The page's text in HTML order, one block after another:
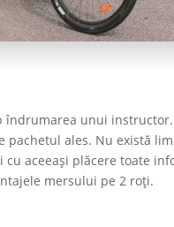
unui
ales. Nu există
aceeași plăcere toate
mersului pe 2 roți.